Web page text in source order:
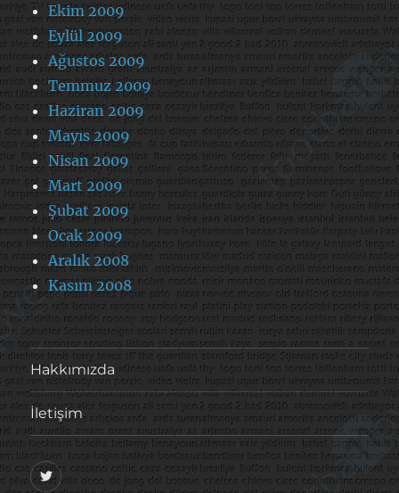
Ekim 2009
Eylül 2009
Ağustos 2009
Temmuz 2009
Haziran 2009
Mayıs 2009
Nisan 2009
Mart 2009
Şubat 2009
Ocak 2009
Aralık 2008
Kasım 2008
Hakkımızda
İletişim
@footballove